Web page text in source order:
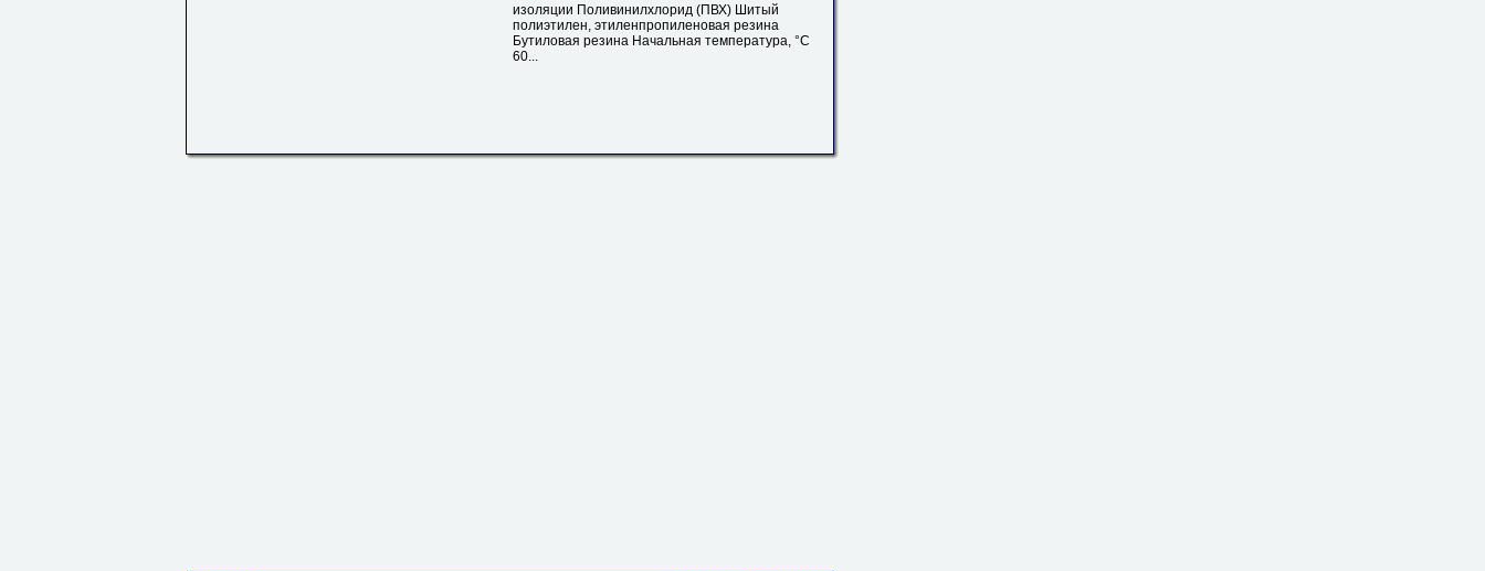
изоляции Поливинилхлорид (ПВХ) Шитый
полиэтилен, этиленпропиленовая резина
Бутиловая резина Начальная температура, °С
60...